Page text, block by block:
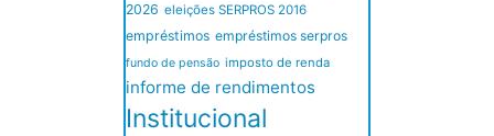
2026 eleições SERPROS 2016
empréstimos empréstimos serpros
fundo de pensão imposto de renda
informe de rendimentos
Institucional